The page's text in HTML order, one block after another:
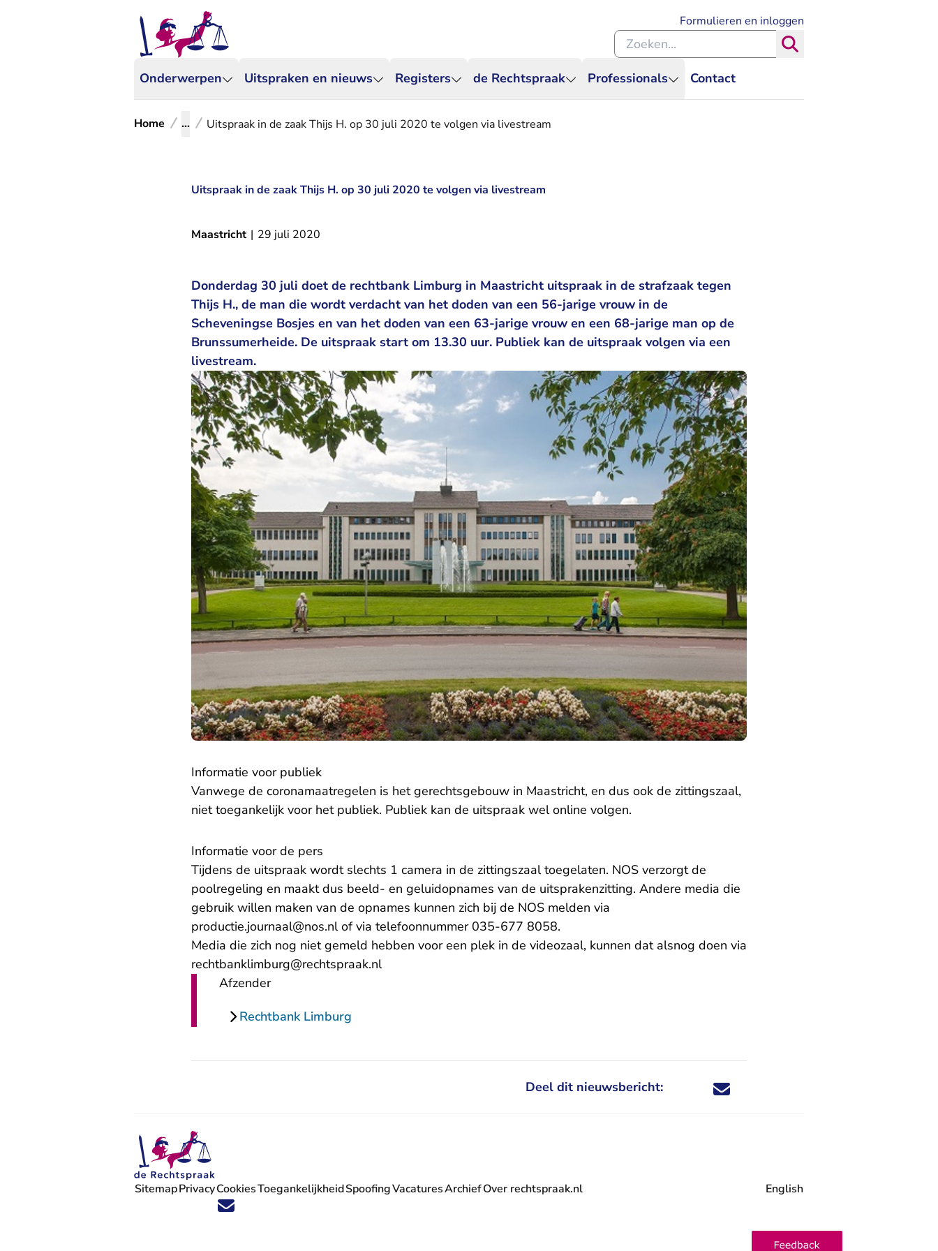
Onderwerpen Uitspraken en nieuws Registers de Rechtspraak Professionals Contact
Formulieren en inloggen
Zoeken binnen de Rechtspraak
Home ... Uitspraak in de zaak Thijs H. op 30 juli 2020 te volgen via livestream
Uitspraak in de zaak Thijs H. op 30 juli 2020 te volgen via livestream
Maastricht | 29 juli 2020
Donderdag 30 juli doet de rechtbank Limburg in Maastricht uitspraak in de strafzaak tegen
Thijs H., de man die wordt verdacht van het doden van een 56-jarige vrouw in de
Scheveningse Bosjes en van het doden van een 63-jarige vrouw en een 68-jarige man op de
Brunssumerheide. De uitspraak start om 13.30 uur. Publiek kan de uitspraak volgen via een
livestream.
Informatie voor publiek
Vanwege de coronamaatregelen is het gerechtsgebouw in Maastricht, en dus ook de zittingszaal,
niet toegankelijk voor het publiek. Publiek kan de uitspraak wel online volgen.
Informatie voor de pers
Tijdens de uitspraak wordt slechts 1 camera in de zittingszaal toegelaten. NOS verzorgt de
poolregeling en maakt dus beeld- en geluidopnames van de uitsprakenzitting. Andere media die
gebruik willen maken van de opnames kunnen zich bij de NOS melden via
productie.journaal@nos.nl- U verlaat Rechtspraak.nl
of via telefoonnummer 035-677 8058.
Media die zich nog niet gemeld hebben voor een plek in de videozaal, kunnen dat alsnog doen via
rechtbanklimburg@rechtspraak.nl- U verlaat Rechtspraak.nl
Afzender
Rechtbank Limburg
Deel dit nieuwsbericht: Deel dit nieuwsbericht via X - U verlaat
Deel dit nieuwsbericht via Facebook - U
Deel dit nieuwsbericht via e-mail
Deel dit nieuwsbericht via LinkedIn - U
Volg ons op X (Twitter) - U verlaat Rechtspraak.nl
Volg ons op Facebook - U verlaat Rechtspraak.nl
Volg ons op Instagram - U verlaat Rechtspraak.nl
Volg ons op Youtube - U verlaat Rechtspraak.nl
Volg ons op LinkedIn - U verlaat Rechtspraak.nl
'Blijf op de hoogte' nieuwsbrief - U verlaat Rechtspraak.nl
SitemapPrivacyCookiesToegankelijkheidSpoofingVacatures
- U verlaat Rechtspraak.nl
ArchiefOver rechtspraak.nl English